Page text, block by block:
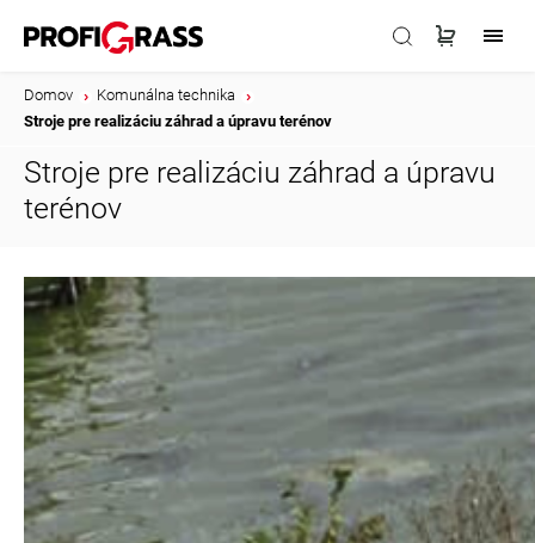
Domov Komunálna technika
Stroje pre realizáciu záhrad a úpravu terénov
Stroje pre realizáciu záhrad a úpravu
terénov